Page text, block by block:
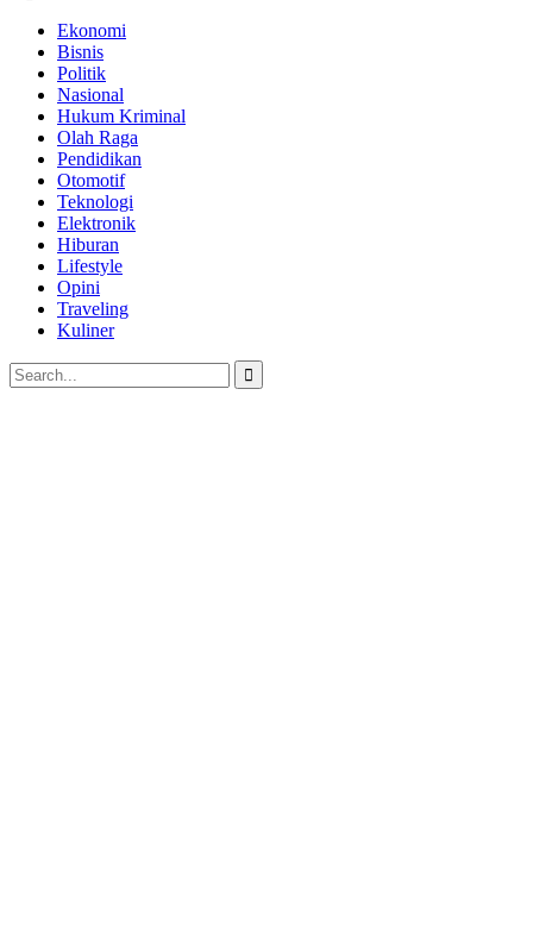
Ekonomi
Bisnis
Politik
Nasional
Hukum Kriminal
Olah Raga
Pendidikan
Otomotif
Teknologi
Elektronik
Hiburan
Lifestyle
Opini
Traveling
Kuliner